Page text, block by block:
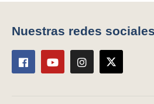
Nuestras redes sociales